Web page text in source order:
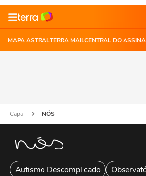
MAPA ASTRALTERRA MAILCENTRAL DO
Capa NÓS
Autismo Descomplicado